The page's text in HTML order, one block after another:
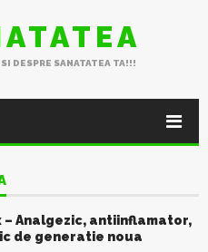
DESPRE SANATATEA TA!!!
– Analgezic, antiinflamator,
de generatie noua